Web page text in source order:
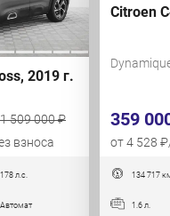
2019 г.
1 509 000 ₽
взноса
178 л.с.
Автомат
Citroen
359
от 4 528
134 717
1.6 л.